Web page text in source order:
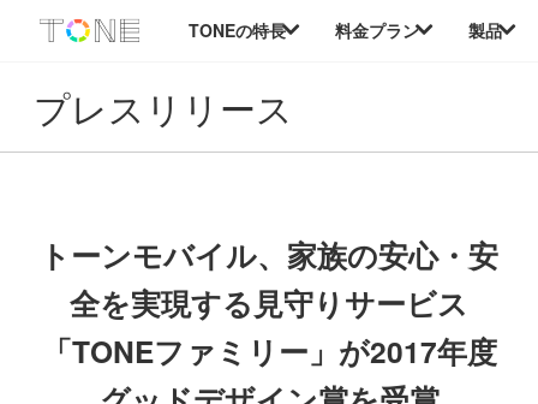
文
TONEの特長 料金プラン 製品
プレスリリース
トーンモバイル、家族の安心・安
全を実現する見守りサービス
「TONEファミリー」が2017年度